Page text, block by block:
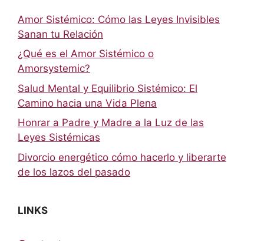
Amor Sistémico: Cómo las Leyes Invisibles
Sanan tu Relación
¿Qué es el Amor Sistémico o
Amorsystemic?
Salud Mental y Equilibrio Sistémico: El
Camino hacia una Vida Plena
Honrar a Padre y Madre a la Luz de las
Leyes Sistémicas
Divorcio energético cómo hacerlo y liberarte
de los lazos del pasado
LINKS